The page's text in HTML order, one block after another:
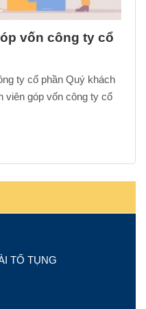
vốn công ty cổ
ty cổ phần Quý khách
viên góp vốn công ty cổ
TỐ TỤNG